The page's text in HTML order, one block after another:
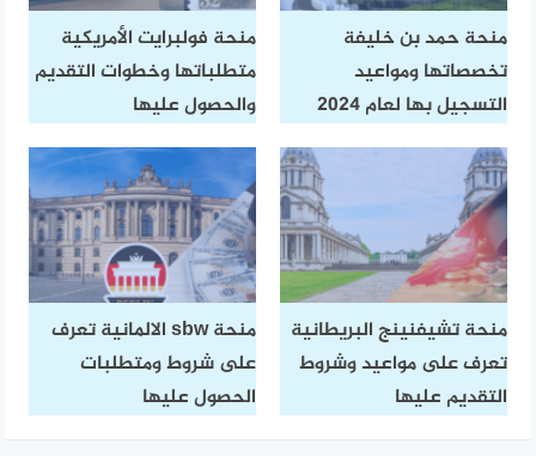
منحة حمد بن خليفة
تخصصاتها ومواعيد
التسجيل بها لعام 2024
منحة فولبرايت الأمريكية
متطلباتها وخطوات التقديم
والحصول عليها
منحة تشيفنينج البريطانية
تعرف على مواعيد وشروط
التقديم عليها
منحة sbw الالمانية تعرف
على شروط ومتطلبات
الحصول عليها